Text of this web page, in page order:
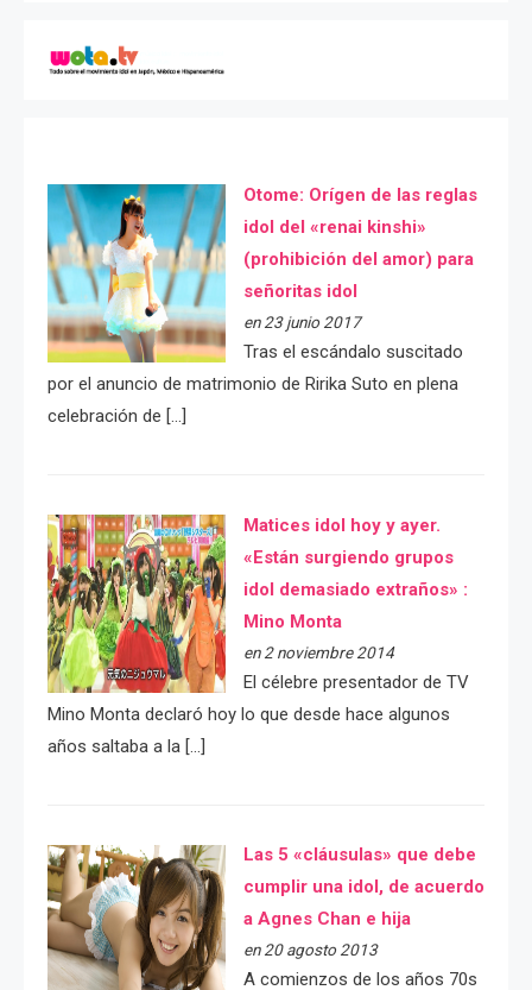
Otome: Orígen de las reglas
idol del «renai kinshi»
(prohibición del amor) para
señoritas idol
en 23 junio 2017
Tras el escándalo suscitado
por el anuncio de matrimonio de Ririka Suto en plena
celebración de […]
Matices idol hoy y ayer.
«Están surgiendo grupos
idol demasiado extraños» :
Mino Monta
en 2 noviembre 2014
El célebre presentador de TV
Mino Monta declaró hoy lo que desde hace algunos
años saltaba a la […]
Las 5 «cláusulas» que debe
cumplir una idol, de acuerdo
a Agnes Chan e hija
en 20 agosto 2013
A comienzos de los años 70s